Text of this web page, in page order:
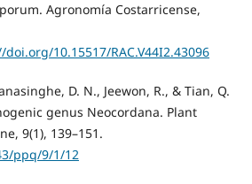
Agronomía Costarricense,
10.15517/RAC.V44I2.43096
D. N., Jeewon, R., & Tian, Q.
genus Neocordana. Plant
9(1), 139–151.
ppq/9/1/12